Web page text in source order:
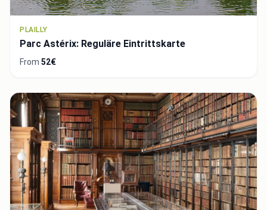
PLAILLY
Parc Astérix: Reguläre Eintrittskarte
From 52€